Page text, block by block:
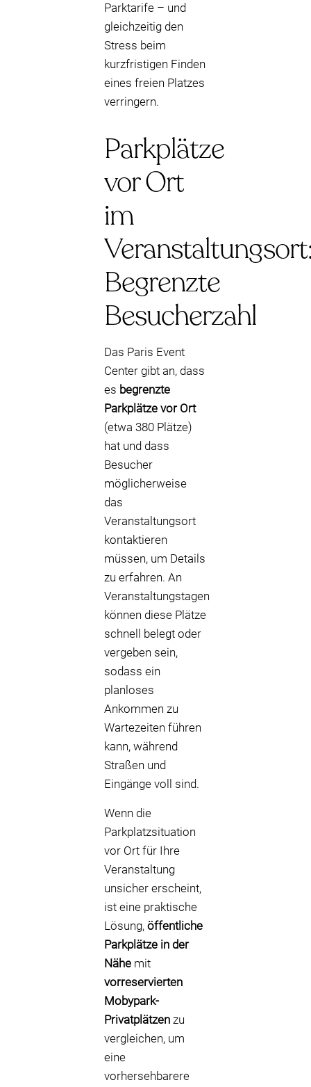
Parktarife – und
gleichzeitig den
Stress beim
kurzfristigen Finden
eines freien Platzes
verringern.
Parkplätze
vor Ort
im
Begrenzte
Besucherzahl
Das Paris Event
Center gibt an, dass
es begrenzte
Parkplätze vor Ort
(etwa 380 Plätze)
hat und dass
Besucher
möglicherweise
das
Veranstaltungsort
kontaktieren
müssen, um Details
zu erfahren. An
Veranstaltungstagen
können diese Plätze
schnell belegt oder
vergeben sein,
sodass ein
planloses
Ankommen zu
Wartezeiten führen
kann, während
Straßen und
Eingänge voll sind.
Wenn die
Parkplatzsituation
vor Ort für Ihre
Veranstaltung
unsicher erscheint,
ist eine praktische
Lösung, öffentliche
Parkplätze in der
Nähe mit
vorreservierten
Mobypark-
Privatplätzen zu
vergleichen, um
eine
vorhersehbarere